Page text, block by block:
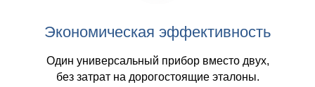
Экономическая эффективность
Один универсальный прибор вместо двух,
без затрат на дорогостоящие эталоны.